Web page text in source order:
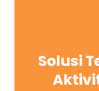
Solusi